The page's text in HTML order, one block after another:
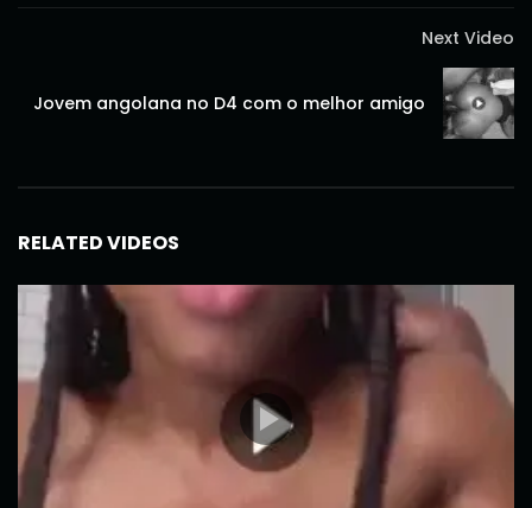
Next Video
Jovem angolana no D4 com o melhor amigo
RELATED VIDEOS